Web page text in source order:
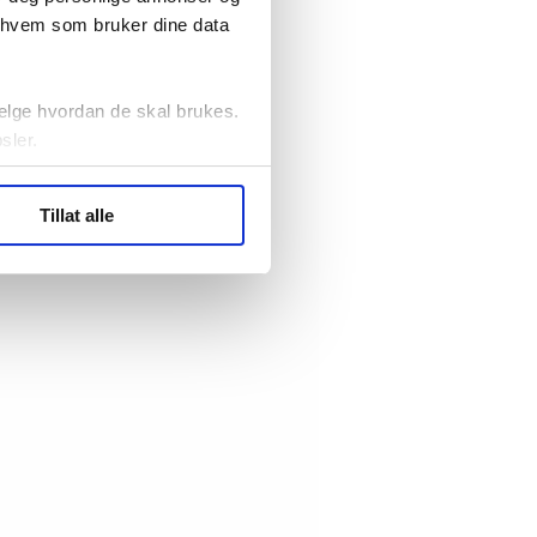
som bruker dine data
hvordan de skal brukes.
statistikk.
Tillat alle